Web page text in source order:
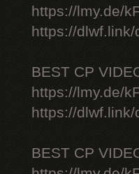
https://lmy.de/
https://dlwf.link/
BEST CP
https://lmy.de/
https://dlwf.link/
BEST CP